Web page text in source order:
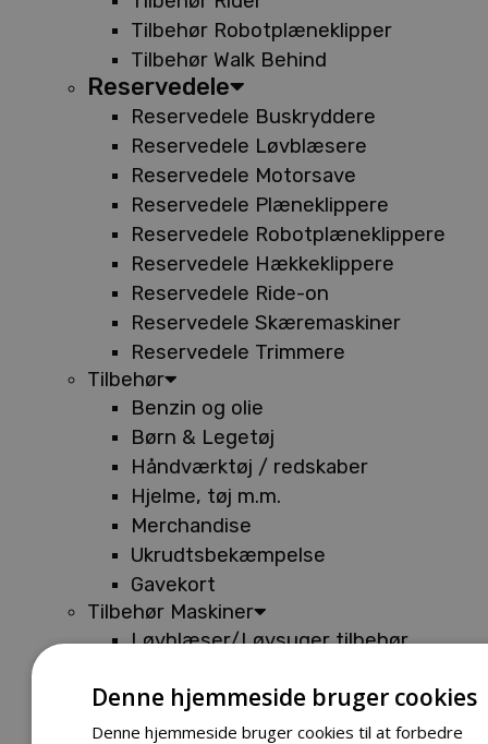
Tilbehør Robotplæneklipper
Tilbehør Walk Behind
Reservedele
Reservedele Buskryddere
Reservedele Løvblæsere
Reservedele Motorsave
Reservedele Plæneklippere
Reservedele Robotplæneklippere
Reservedele Hækkeklippere
Reservedele Ride-on
Reservedele Skæremaskiner
Reservedele Trimmere
Tilbehør
Benzin og olie
Børn & Legetøj
Håndværktøj / redskaber
Hjelme, tøj m.m.
Merchandise
Ukrudtsbekæmpelse
Gavekort
Tilbehør Maskiner
Løvblæser/Løvsuger tilbehør
Tilbehør Buskryddere og Trimmere
Tilbehør Entreprenørudstyr
Denne hjemmeside bruger cookies
Denne hjemmeside bruger cookies til at forbedre